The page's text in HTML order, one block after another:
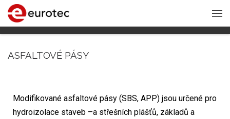
ASFALTOVÉ PÁSY
Modifikované asfaltové pásy (SBS, APP) jsou určené pro
hydroizolace staveb –a střešních plášťů, základů a